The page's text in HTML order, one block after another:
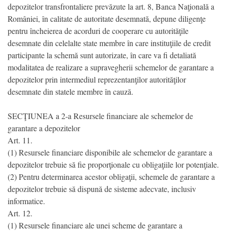
depozitelor transfrontaliere prevăzute la art. 8, Banca Naţională a
României, în calitate de autoritate desemnată, depune diligenţe
pentru încheierea de acorduri de cooperare cu autorităţile
desemnate din celelalte state membre în care instituţiile de credit
participante la schemă sunt autorizate, în care va fi detaliată
modalitatea de realizare a supravegherii schemelor de garantare a
depozitelor prin intermediul reprezentanţilor autorităţilor
desemnate din statele membre în cauză.
SECŢIUNEA a 2-a Resursele financiare ale schemelor de
garantare a depozitelor
Art. 11.
(1) Resursele financiare disponibile ale schemelor de garantare a
depozitelor trebuie să fie proporţionale cu obligaţiile lor potenţiale.
(2) Pentru determinarea acestor obligaţii, schemele de garantare a
depozitelor trebuie să dispună de sisteme adecvate, inclusiv
informatice.
Art. 12.
(1) Resursele financiare ale unei scheme de garantare a